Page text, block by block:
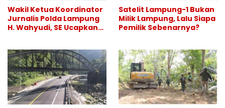
Wakil Ketua Koordinator
Jurnalis Polda Lampung
H. Wahyudi, SE Ucapkan
Lampung
Satelit Lampung-1 Bukan
Milik Lampung, Lalu Siapa
Pemilik Sebenarnya?